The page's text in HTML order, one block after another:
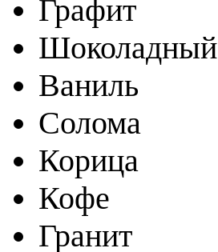
Графит
Шоколадный
Ваниль
Солома
Корица
Кофе
Гранит